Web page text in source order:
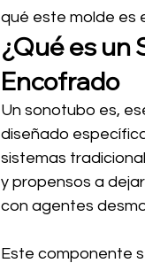
qué este molde es
¿Qué es un
Encofrado
Un sonotubo es,
diseñado
sistemas
y propensos a
con agentes
Este componente